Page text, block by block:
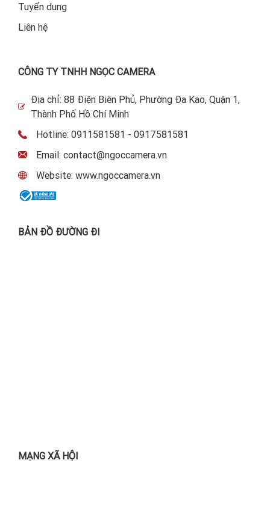
Tuyển dụng
Liên hệ
CÔNG TY TNHH NGỌC CAMERA
Địa chỉ: 88 Điện Biên Phủ, Phường Đa Kao, Quận 1,
Thành Phố Hồ Chí Minh
Hotline: 0911581581 - 0917581581
Email: contact@ngoccamera.vn
Website: www.ngoccamera.vn
BẢN ĐỒ ĐƯỜNG ĐI
MẠNG XÃ HỘI